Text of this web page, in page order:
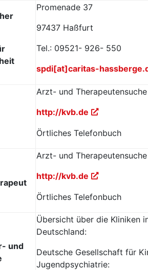
Promenade 37
97437 Haßfurt
Tel.: 09521- 926- 550
spdi[at]caritas-
Arzt- und Therapeutensuche
http://kvb.de
Örtliches Telefonbuch
Arzt- und Therapeutensuche
http://kvb.de
Örtliches Telefonbuch
und
Übersicht über die Kliniken
Deutschland:
Deutsche Gesellschaft für
Jugendpsychiatrie: